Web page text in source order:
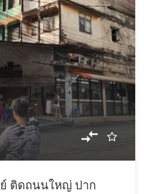
ติดถนนใหญ่ ปาก